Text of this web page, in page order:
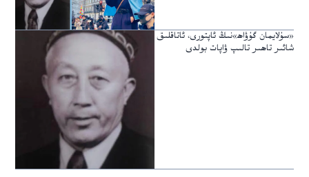
«سۇلايمان گۇۋاھ»نىڭ ئاپتورى، ئاتاقلىق
شائىر تاھىر تالىپ ۋاپات بولدى